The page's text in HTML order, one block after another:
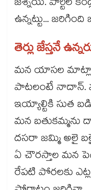
ఉన్నట్టు... జరిగింది
తెర్లు జేస్తనే
మన యాసల
పాటలంటే నాదాన్.
ఇయ్యాల్టికి సుత
మన బతుకమ్మను
దసరా జమ్మి అలై
ఏ చౌరస్తాల మన
రేపటి పోరలకు